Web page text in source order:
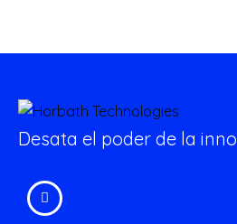
Desata el poder de la